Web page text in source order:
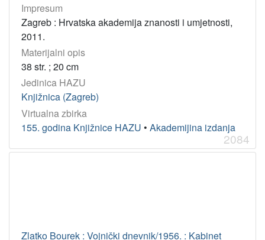
Impresum
Zagreb : Hrvatska akademija znanosti i umjetnosti,
2011.
Materijalni opis
38 str. ; 20 cm
Jedinica HAZU
Knjižnica (Zagreb)
Virtualna zbirka
155. godina Knjižnice HAZU • Akademijina izdanja
2084
Zlatko Bourek : Vojnički dnevnik/1956. : Kabinet